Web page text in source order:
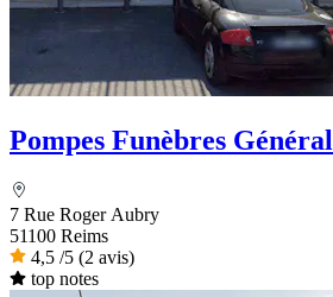
Pompes Funèbres
7 Rue Roger Aubry
51100 Reims
4,5 /5 (2 avis)
top notes